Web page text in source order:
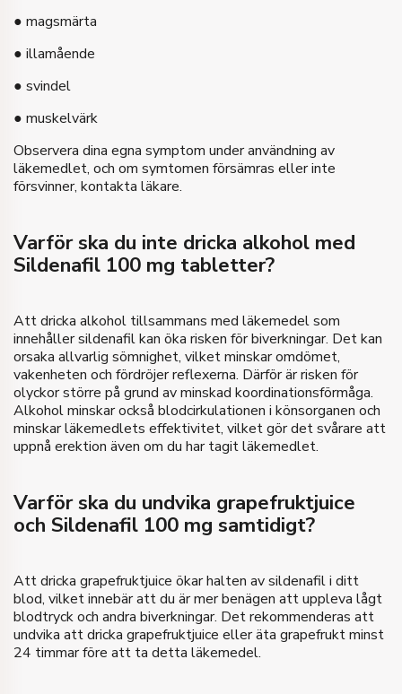
● magsmärta
● illamående
● svindel
● muskelvärk
Observera dina egna symptom under användning av
läkemedlet, och om symtomen försämras eller inte
försvinner, kontakta läkare.
Varför ska du inte dricka alkohol med
Sildenafil 100 mg tabletter?
Att dricka alkohol tillsammans med läkemedel som
innehåller sildenafil kan öka risken för biverkningar. Det kan
orsaka allvarlig sömnighet, vilket minskar omdömet,
vakenheten och fördröjer reflexerna. Därför är risken för
olyckor större på grund av minskad koordinationsförmåga.
Alkohol minskar också blodcirkulationen i könsorganen och
minskar läkemedlets effektivitet, vilket gör det svårare att
uppnå erektion även om du har tagit läkemedlet.
Varför ska du undvika grapefruktjuice
och Sildenafil 100 mg samtidigt?
Att dricka grapefruktjuice ökar halten av sildenafil i ditt
blod, vilket innebär att du är mer benägen att uppleva lågt
blodtryck och andra biverkningar. Det rekommenderas att
undvika att dricka grapefruktjuice eller äta grapefrukt minst
24 timmar före att ta detta läkemedel.